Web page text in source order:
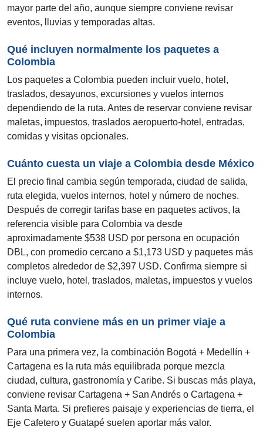
mayor parte del año, aunque siempre conviene revisar
eventos, lluvias y temporadas altas.
Qué incluyen normalmente los paquetes a
Colombia
Los paquetes a Colombia pueden incluir vuelo, hotel,
traslados, desayunos, excursiones y vuelos internos
dependiendo de la ruta. Antes de reservar conviene revisar
maletas, impuestos, traslados aeropuerto-hotel, entradas,
comidas y visitas opcionales.
Cuánto cuesta un viaje a Colombia desde México
El precio final cambia según temporada, ciudad de salida,
ruta elegida, vuelos internos, hotel y número de noches.
Después de corregir tarifas base en paquetes activos, la
referencia visible para Colombia va desde
aproximadamente $538 USD por persona en ocupación
DBL, con promedio cercano a $1,173 USD y paquetes más
completos alrededor de $2,397 USD. Confirma siempre si
incluye vuelo, hotel, traslados, maletas, impuestos y vuelos
internos.
Qué ruta conviene más en un primer viaje a
Colombia
Para una primera vez, la combinación Bogotá + Medellín +
Cartagena es la ruta más equilibrada porque mezcla
ciudad, cultura, gastronomía y Caribe. Si buscas más playa,
conviene revisar Cartagena + San Andrés o Cartagena +
Santa Marta. Si prefieres paisaje y experiencias de tierra, el
Eje Cafetero y Guatapé suelen aportar más valor.